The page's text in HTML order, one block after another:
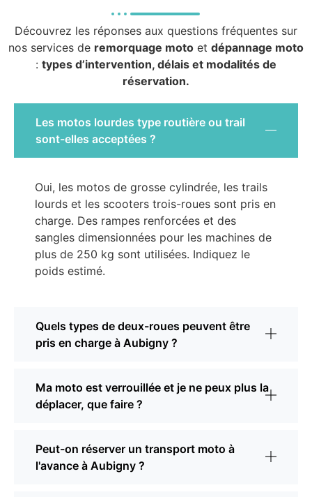
Découvrez les réponses aux questions fréquentes sur
nos services de remorquage moto et dépannage moto
: types d’intervention, délais et modalités de
réservation.
Les motos lourdes type routière ou trail
sont-elles acceptées ?
Oui, les motos de grosse cylindrée, les trails
lourds et les scooters trois-roues sont pris en
charge. Des rampes renforcées et des
sangles dimensionnées pour les machines de
plus de 250 kg sont utilisées. Indiquez le
poids estimé.
Quels types de deux-roues peuvent être
pris en charge à Aubigny ?
Ma moto est verrouillée et je ne peux plus la
déplacer, que faire ?
Peut-on réserver un transport moto à
l'avance à Aubigny ?